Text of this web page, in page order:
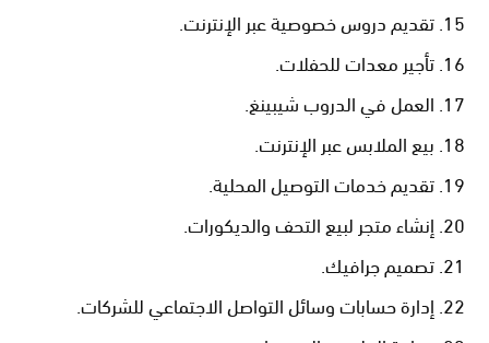
تقديم دروس خصوصية عبر الإنترنت.
تأجير معدات للحفلات.
العمل في الدروب شيبينغ.
بيع الملابس عبر الإنترنت.
تقديم خدمات التوصيل المحلية.
إنشاء متجر لبيع التحف والديكورات.
تصميم جرافيك.
إدارة حسابات وسائل التواصل الاجتماعي للشركات.